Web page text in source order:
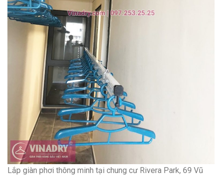
Lắp giàn phơi thông minh tại chung cư Rivera Park, 69 Vũ